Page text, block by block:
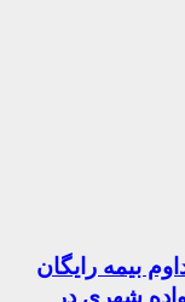
بیمه رایگان
شهری در